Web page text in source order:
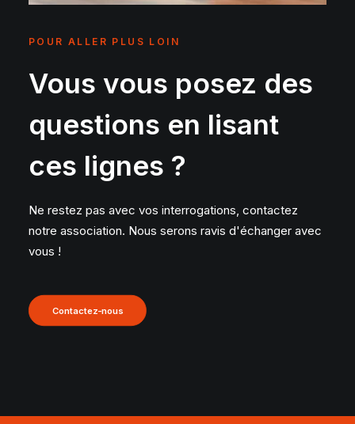
POUR ALLER PLUS LOIN
Vous vous posez des
questions en lisant
ces lignes ?
Ne restez pas avec vos interrogations, contactez
notre association. Nous serons ravis d'échanger avec
vous !
Contactez-nous